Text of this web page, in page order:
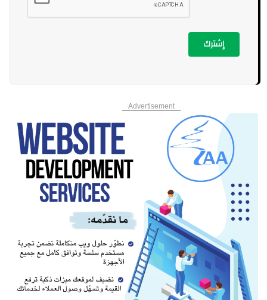
إشترك
Advertisement